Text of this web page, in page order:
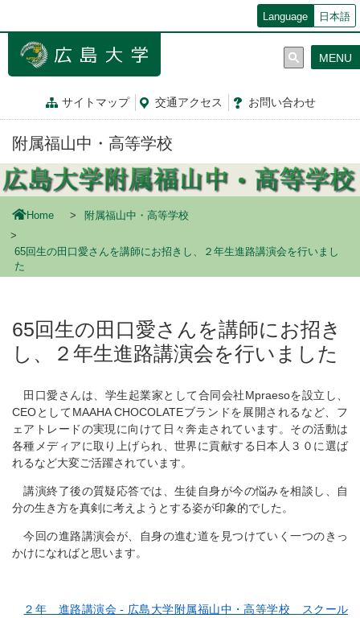
ン
動
Language 日本語
サイトマップ 交通アクセス お問い合わせ
MENU
附属福山中・高等学校
Home 附属福山中・高等学校
65回生の田口愛さんを講師にお招きし、２年生進路講演会を行いまし
た
65回生の田口愛さんを講師にお招き
し、２年生進路講演会を行いました
田口愛さんは、学生起業家として合同会社Mpraesoを設立し、
CEOとしてMAAHA CHOCOLATEブランドを展開されるなど、フ
ェアトレードの実現に向けて日々奔走されています。その活動は
各種メディアに取り上げられ、世界に貢献する日本人３０に選ば
れるなど大変ご活躍されています。
講演終了後の質疑応答では、生徒自身が今の悩みを相談し、自
分の生き方を真剣に考えようとする姿が印象的でした。
今回の進路講演会が、自身の進む道を見つけていく一つのきっ
かけになればと思います。
２年 進路講演会 - 広島大学附属福山中・高等学校 スクール